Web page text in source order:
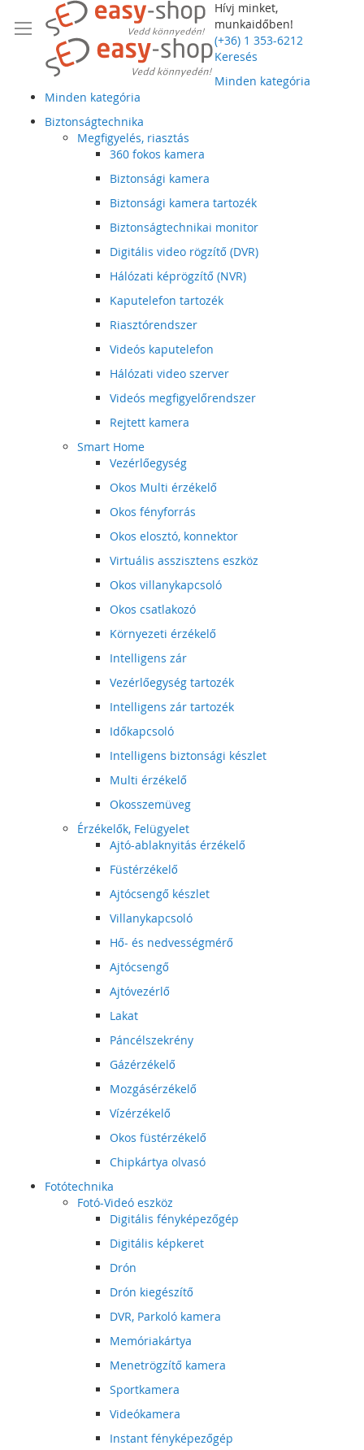
Hívj minket,
munkaidőben!
(+36) 1 353-6212
Keresés
Minden kategória
Minden kategória
Biztonságtechnika
Megfigyelés, riasztás
360 fokos kamera
Biztonsági kamera
Biztonsági kamera tartozék
Biztonságtechnikai monitor
Digitális video rögzítő (DVR)
Hálózati képrögzítő (NVR)
Kaputelefon tartozék
Riasztórendszer
Videós kaputelefon
Hálózati video szerver
Videós megfigyelőrendszer
Rejtett kamera
Smart Home
Vezérlőegység
Okos Multi érzékelő
Okos fényforrás
Okos elosztó, konnektor
Virtuális asszisztens eszköz
Okos villanykapcsoló
Okos csatlakozó
Környezeti érzékelő
Intelligens zár
Vezérlőegység tartozék
Intelligens zár tartozék
Időkapcsoló
Intelligens biztonsági készlet
Multi érzékelő
Okosszemüveg
Érzékelők, Felügyelet
Ajtó-ablaknyitás érzékelő
Füstérzékelő
Ajtócsengő készlet
Villanykapcsoló
Hő- és nedvességmérő
Ajtócsengő
Ajtóvezérlő
Lakat
Páncélszekrény
Gázérzékelő
Mozgásérzékelő
Vízérzékelő
Okos füstérzékelő
Chipkártya olvasó
Fotótechnika
Fotó-Videó eszköz
Digitális fényképezőgép
Digitális képkeret
Drón
Drón kiegészítő
DVR, Parkoló kamera
Memóriakártya
Menetrögzítő kamera
Sportkamera
Videókamera
Instant fényképezőgép